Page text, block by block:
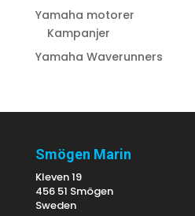
Yamaha motorer
Kampanjer
Yamaha Waverunners
Smögen Marin
Kleven 19
456 51 Smögen
Sweden